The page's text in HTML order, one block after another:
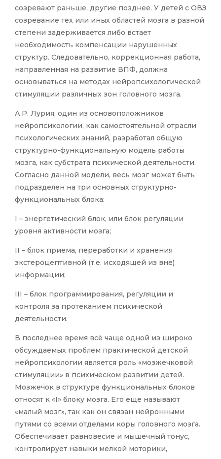
созревают раньше, другие позднее. У детей с ОВЗ
созревание тех или иных областей мозга в разной
степени задерживается либо встает
необходимость компенсации нарушенных
структур. Следовательно, коррекционная работа,
направленная на развитие ВПФ, должна
основываться на методах нейропсихологической
стимуляции различных зон головного мозга.
А.Р. Лурия, один из основоположников
нейропсихологии, как самостоятельной отрасли
психологических знаний, разработал общую
структурно-функциональную модель работы
мозга, как субстрата психической деятельности.
Согласно данной модели, весь мозг может быть
подразделен на три основных структурно-
функциональных блока:
I – энергетический блок, или блок регуляции
уровня активности мозга;
II – блок приема, переработки и хранения
экстероцептивной (т.е. исходящей из вне)
информации;
III – блок программирования, регуляции и
контроля за протеканием психической
деятельности.
В последнее время всё чаще одной из широко
обсуждаемых проблем практической детской
нейропсихологии является роль «мозжечковой
стимуляции» в психическом развитии детей.
Мозжечок в структуре функциональных блоков
относят к «I» блоку мозга. Его еще называют
«малый мозг», так как он связан нейронными
путями со всеми отделами коры головного мозга.
Обеспечивает равновесие и мышечный тонус,
контролирует навыки мелкой моторики,